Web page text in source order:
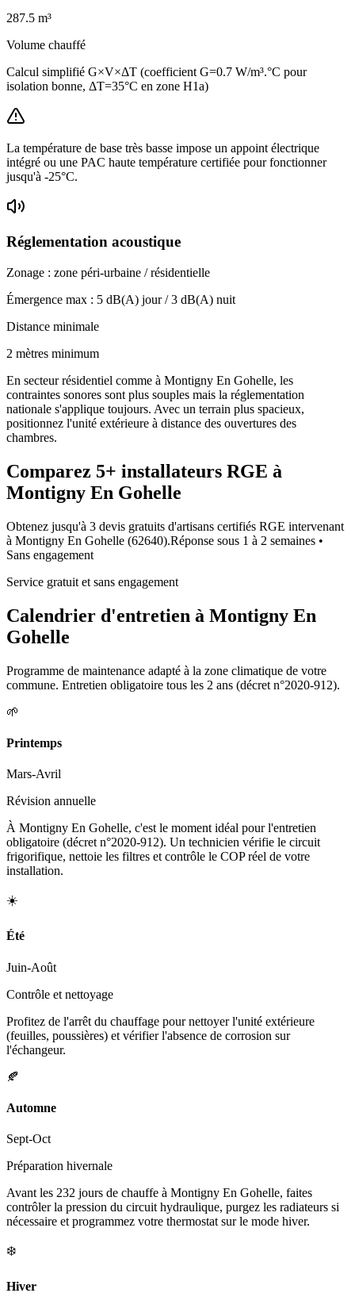
287.5 m³
Volume chauffé
Calcul simplifié G×V×ΔT (coefficient G=0.7 W/m³.°C pour
isolation bonne, ΔT=35°C en zone H1a)
La température de base très basse impose un appoint électrique
intégré ou une PAC haute température certifiée pour fonctionner
jusqu'à -25°C.
Réglementation acoustique
Zonage : zone péri-urbaine / résidentielle
Émergence max : 5 dB(A) jour /3 dB(A) nuit
Distance minimale
2 mètres minimum
En secteur résidentiel comme à Montigny En Gohelle, les
contraintes sonores sont plus souples mais la réglementation
nationale s'applique toujours. Avec un terrain plus spacieux,
positionnez l'unité extérieure à distance des ouvertures des
chambres.
Comparez 5+ installateurs RGE à
Montigny En Gohelle
Obtenez jusqu'à 3 devis gratuits d'artisans certifiés RGE intervenant
à Montigny En Gohelle (62640).Réponse sous 1 à 2 semaines •
Sans engagement
Service gratuit et sans engagement
Calendrier d'entretien à Montigny En
Gohelle
Programme de maintenance adapté à la zone climatique de votre
commune. Entretien obligatoire tous les 2 ans (décret n°2020-912).
🌱
Printemps
Mars-Avril
Révision annuelle
À Montigny En Gohelle, c'est le moment idéal pour l'entretien
obligatoire (décret n°2020-912). Un technicien vérifie le circuit
frigorifique, nettoie les filtres et contrôle le COP réel de votre
installation.
☀️
Été
Juin-Août
Contrôle et nettoyage
Profitez de l'arrêt du chauffage pour nettoyer l'unité extérieure
(feuilles, poussières) et vérifier l'absence de corrosion sur
l'échangeur.
🍂
Automne
Sept-Oct
Préparation hivernale
Avant les 232 jours de chauffe à Montigny En Gohelle, faites
contrôler la pression du circuit hydraulique, purgez les radiateurs si
nécessaire et programmez votre thermostat sur le mode hiver.
❄️
Hiver